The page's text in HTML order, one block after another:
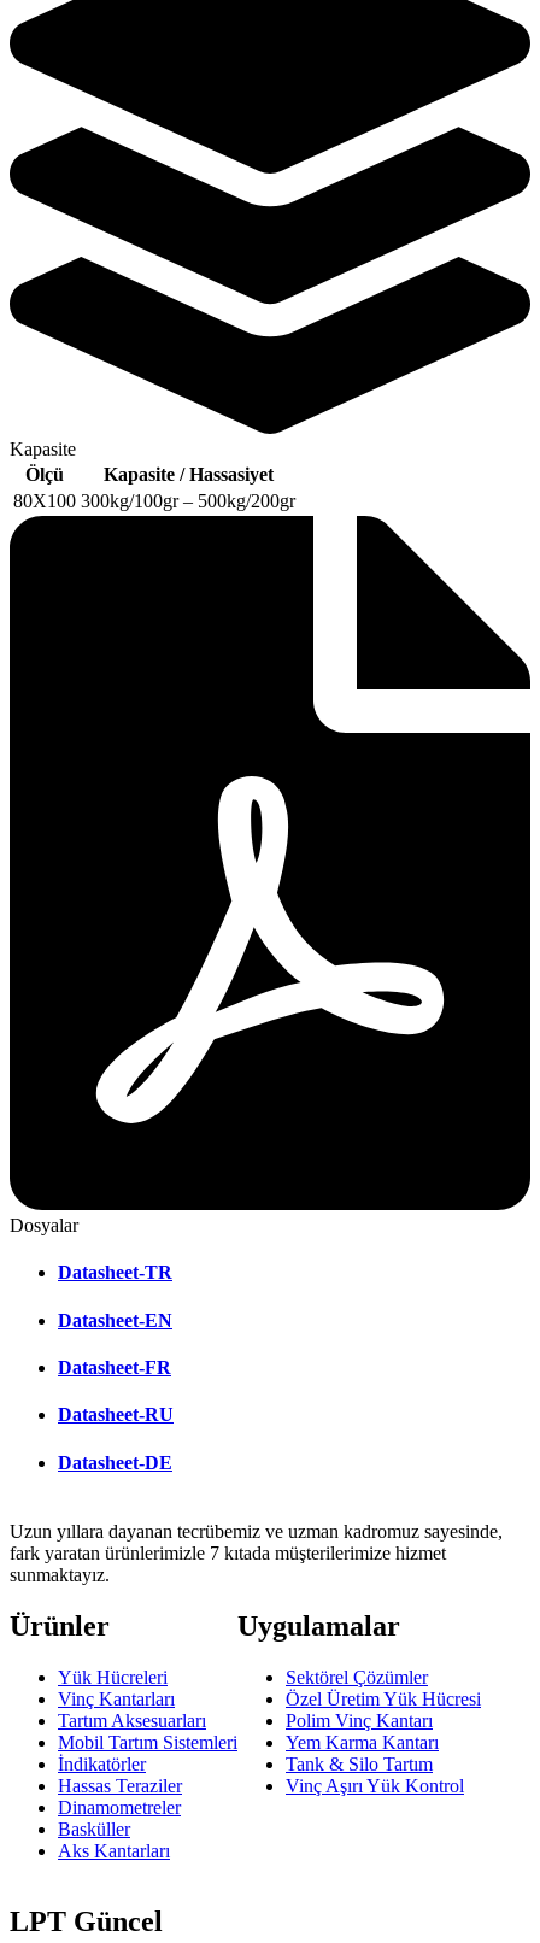
Kapasite
Ölçü
Kapasite / Hassasiyet
80X100 300kg/100gr – 500kg/200gr
Dosyalar
Datasheet-TR
Datasheet-EN
Datasheet-FR
Datasheet-RU
Datasheet-DE
Uzun yıllara dayanan tecrübemiz ve uzman kadromuz sayesinde,
fark yaratan ürünlerimizle 7 kıtada müşterilerimize hizmet
sunmaktayız.
Ürünler
Yük Hücreleri
Vinç Kantarları
Tartım Aksesuarları
Mobil Tartım Sistemleri
İndikatörler
Hassas Teraziler
Dinamometreler
Basküller
Aks Kantarları
Uygulamalar
Sektörel Çözümler
Özel Üretim Yük Hücresi
Polim Vinç Kantarı
Yem Karma Kantarı
Tank & Silo Tartım
Vinç Aşırı Yük Kontrol
LPT Güncel